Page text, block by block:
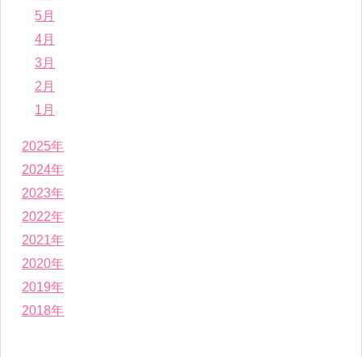
5月
4月
3月
2月
1月
2025年
2024年
2023年
2022年
2021年
2020年
2019年
2018年